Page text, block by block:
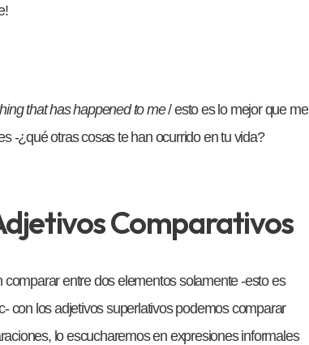
that has happened to me/ esto es lo mejor que me
-¿qué otras cosas te han ocurrido en tu vida?
Comparativos
entre dos elementos solamente -esto es
con los adjetivos superlativos podemos comparar
lo escucharemos en expresiones informales